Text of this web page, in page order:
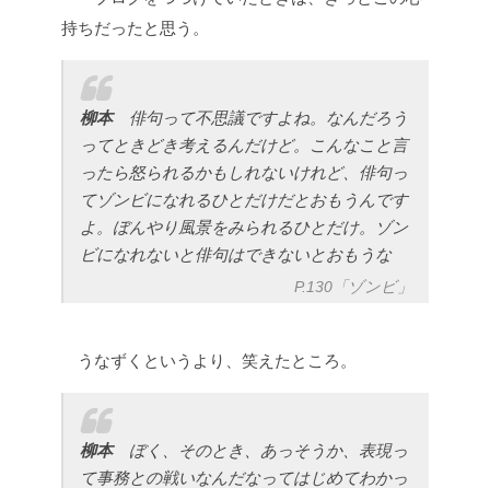
持ちだったと思う。
柳本俳句って不思議ですよね。なんだろう
ってときどき考えるんだけど。こんなこと言
ったら怒られるかもしれないけれど、俳句っ
てゾンビになれるひとだけだとおもうんです
よ。ぼんやり風景をみられるひとだけ。ゾン
ビになれないと俳句はできないとおもうな
P.130「ゾンビ」
うなずくというより、笑えたところ。
柳本ぼく、そのとき、あっそうか、表現っ
て事務との戦いなんだなってはじめてわかっ